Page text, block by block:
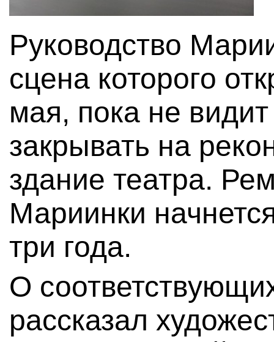
Руководство
сцена которого
мая, пока не
закрывать на
здание театра.
Мариинки
три года.
О
рассказал